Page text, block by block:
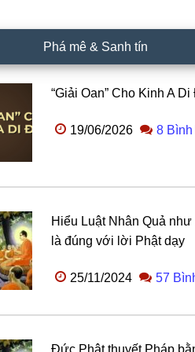
Phá mê & Sanh tín
“Giải Oan” Cho Kinh A Di
19/06/2026 8 Bình
Hiểu Luật Nhân Quả như
là đúng với lời Phật dạy
25/11/2024 57
Đức Phật thuyết Pháp